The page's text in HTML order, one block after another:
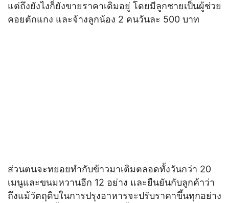
แต่ถึงยังไงก็ยังขายราคาเดิมอยู่ โดยมีลูกชายเป็นผู้ช่วย
คอยตักแกง และจ้างลูกน้อง 2 คนวันละ 500 บาท
ส่วนตนจะทยอยทำกับข้าวมาเติมตลอดทั้งวันกว่า 20
เมนูและขนมหวานอีก 12 อย่าง และยืนยันกับลูกค้าว่า
ถึงแม้วัตถุดิบในการปรุงอาหารจะปรับราคาขึ้นทุกอย่าง